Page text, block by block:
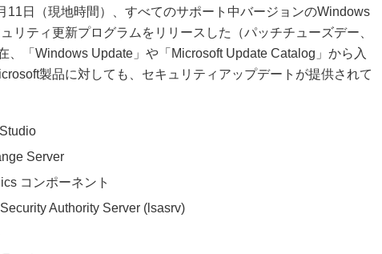
日（現地時間）、すべてのサポート中バージョンのWindows
リティ更新プログラムをリリースした（パッチチューズデー、
、「Windows Update」や「Microsoft Update Catalog」から入
製品に対しても、セキュリティアップデートが提供されて
Server
コンポーネント
Authority Server (lsasrv)